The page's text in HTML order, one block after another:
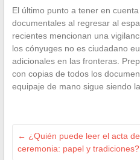
El último punto a tener en
documentales al regresar al
recientes mencionan una
los cónyuges no es ciudadano
adicionales en las fronteras.
con copias de todos los
equipaje de mano sigue siendo
← ¿Quién puede leer el acta
ceremonia: papel y tradiciones?